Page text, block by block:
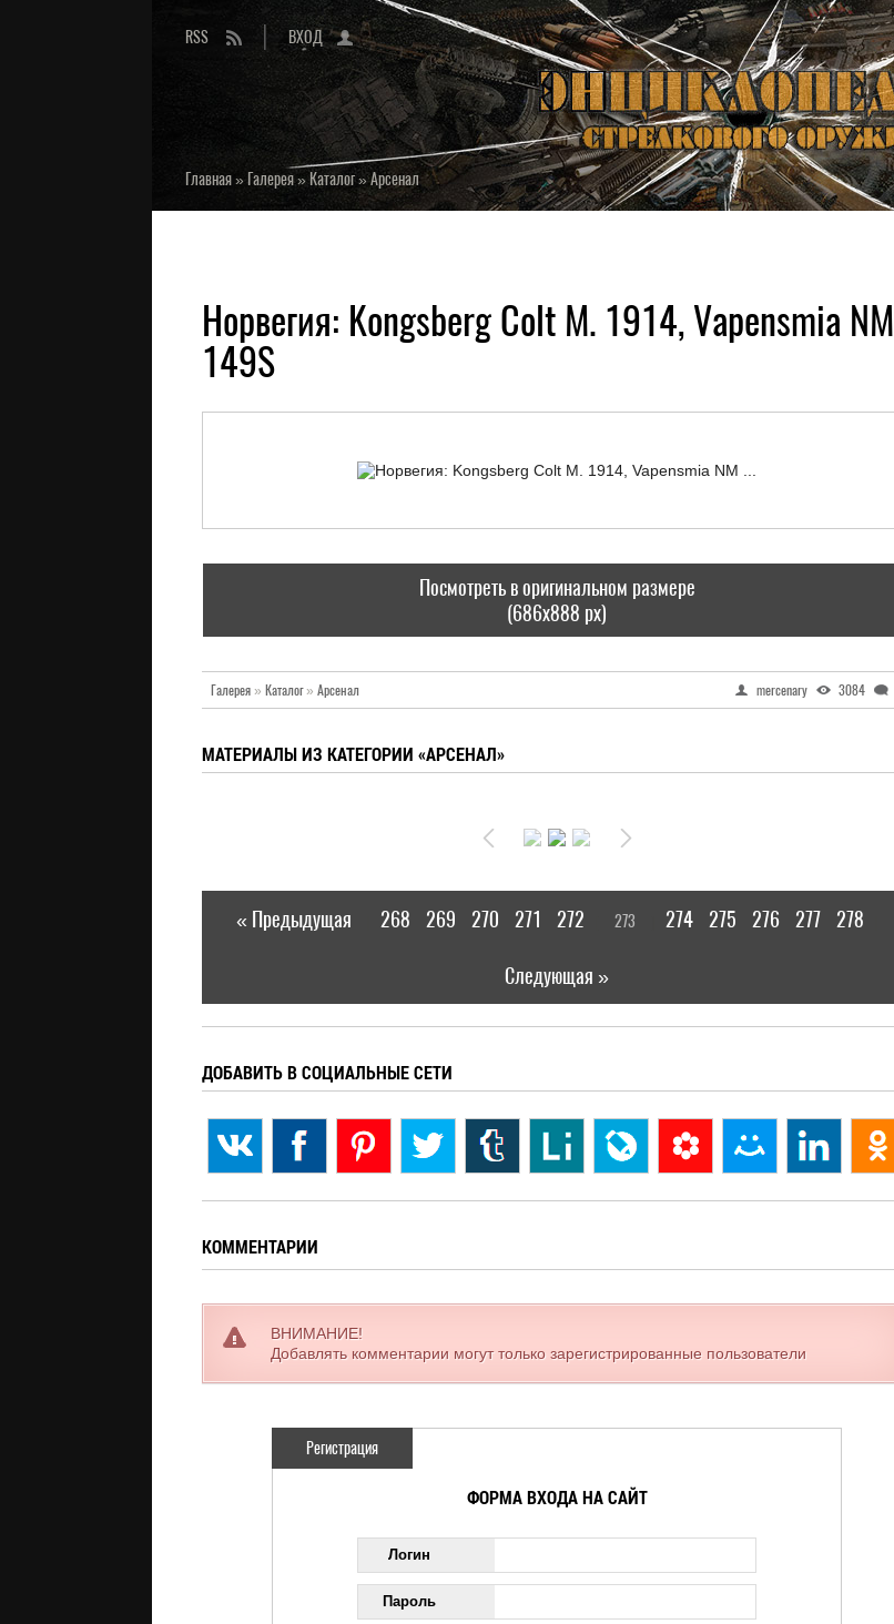
RSS ВХОД
Главная» Галерея»Каталог»Арсенал
Норвегия: Kongsberg Colt M. 1914, Vapensmia NM
149S
Посмотреть в оригинальном размере
(686x888 px)
Галерея» Каталог» Арсенал mercenary 3084
МАТЕРИАЛЫ ИЗ КАТЕГОРИИ «АРСЕНАЛ»
« Предыдущая 268 269 270 271 272 273 274 275 276 277 278
Следующая »
ДОБАВИТЬ В СОЦИАЛЬНЫЕ СЕТИ
КОММЕНТАРИИ
ВНИМАНИЕ!
Добавлять комментарии могут только зарегистрированные пользователи
Регистрация
ФОРМА ВХОДА НА САЙТ
Логин
Пароль